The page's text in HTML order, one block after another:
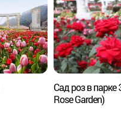
Сад роз в
Rose Garden)